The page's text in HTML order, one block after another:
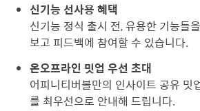
신기능 선사용 혜택
신기능 정식 출시 전, 유용한 기능들
보고 피드백에 참여할 수 있습니다.
온오프라인 밋업 우선 초대
어피니티버블만의 인사이트 공유 밋
를 최우선으로 안내해 드립니다.